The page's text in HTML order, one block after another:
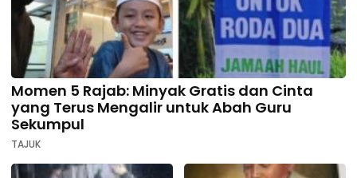
Momen 5 Rajab: Minyak Gratis dan Cinta
yang Terus Mengalir untuk Abah Guru
Sekumpul
TAJUK